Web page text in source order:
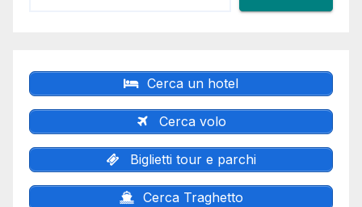
Cerca un hotel
Cerca volo
Biglietti tour e parchi
Cerca Traghetto